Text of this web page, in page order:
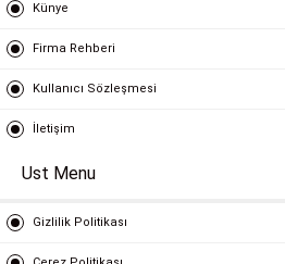
Künye
Firma Rehberi
Kullanıcı Sözleşmesi
İletişim
Ust Menu
Gizlilik Politikası